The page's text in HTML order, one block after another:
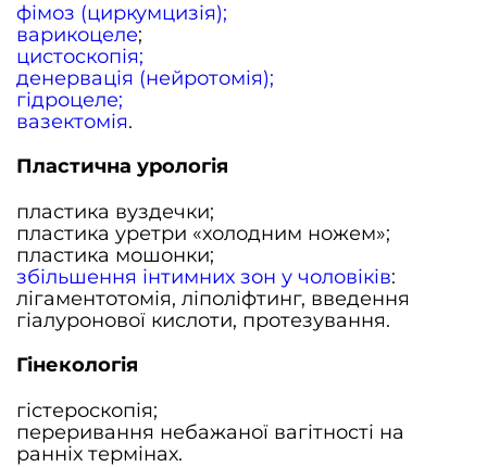
фімоз (циркумцизія);
варикоцеле;
цистоскопія;
денервація (нейротомія);
гідроцеле;
вазектомія.
Пластична урологія
пластика вуздечки;
пластика уретри «холодним ножем»;
пластика мошонки;
збільшення інтимних зон у чоловіків:
лігаментотомія, ліполіфтинг, введення
гіалуронової кислоти, протезування.
Гінекологія
гістероскопія;
переривання небажаної вагітності на
ранніх термінах.